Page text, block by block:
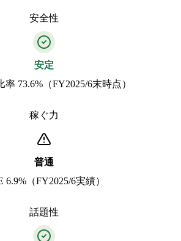
安全性
安定
率 73.6%（FY2025/6末時点）
稼ぐ力
普通
6.9%（FY2025/6実績）
話題性